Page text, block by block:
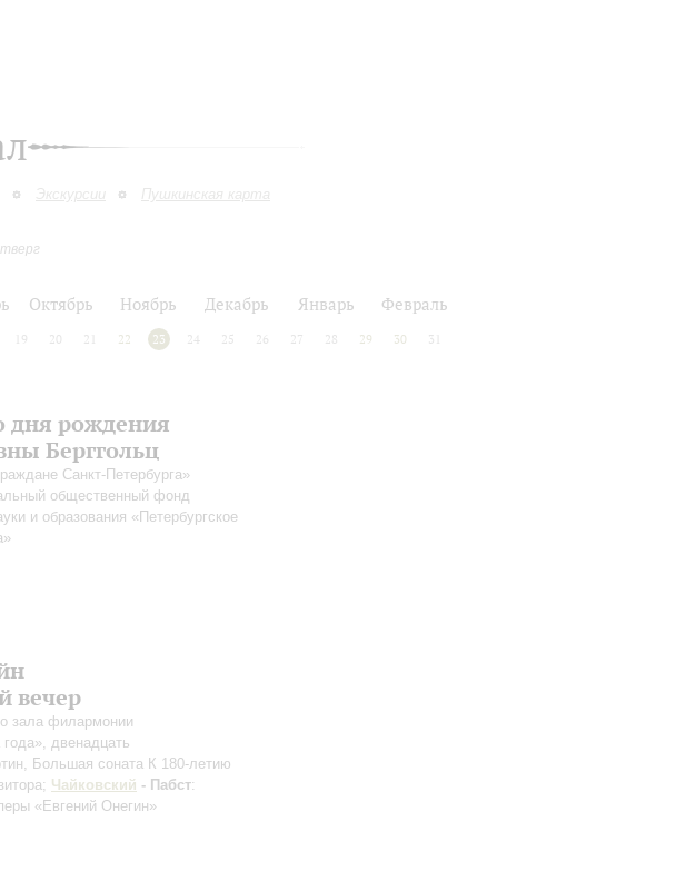
Экскурсии Пушкинская карта
Октябрь Ноябрь Декабрь Январь Февраль
19 20 21 22 23 24 25 26 27 28 29 30 31
дня рождения
Берггольц
Санкт-Петербурга»
общественный фонд
и образования «Петербургское
вечер
зала филармонии
двенадцать
Большая соната К 180-летию
; Чайковский - Пабст:
«Евгений Онегин»